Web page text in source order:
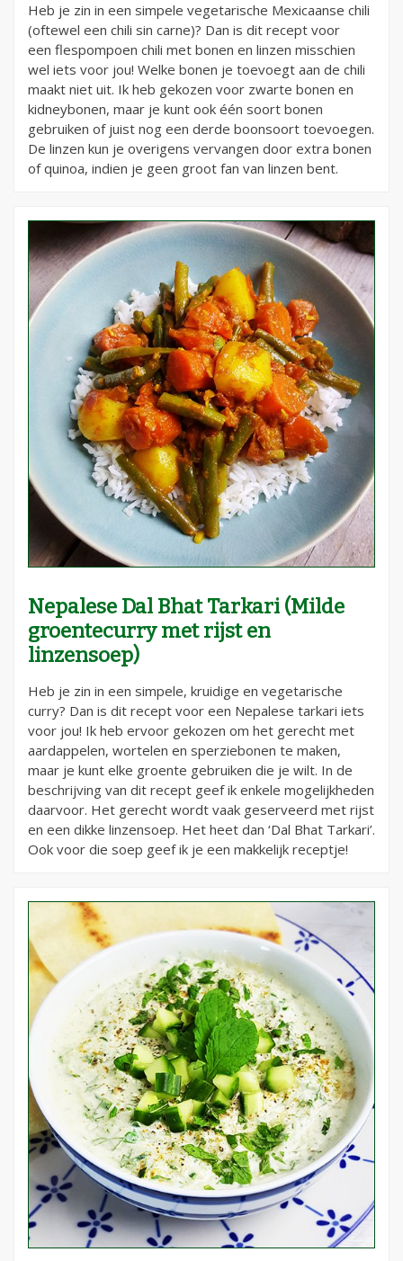
Heb je zin in een simpele vegetarische Mexicaanse chili
(oftewel een chili sin carne)? Dan is dit recept voor
een flespompoen chili met bonen en linzen misschien
wel iets voor jou! Welke bonen je toevoegt aan de chili
maakt niet uit. Ik heb gekozen voor zwarte bonen en
kidneybonen, maar je kunt ook één soort bonen
gebruiken of juist nog een derde boonsoort toevoegen.
De linzen kun je overigens vervangen door extra bonen
of quinoa, indien je geen groot fan van linzen bent.
Nepalese Dal Bhat Tarkari (Milde
groentecurry met rijst en
linzensoep)
Heb je zin in een simpele, kruidige en vegetarische
curry? Dan is dit recept voor een Nepalese tarkari iets
voor jou! Ik heb ervoor gekozen om het gerecht met
aardappelen, wortelen en sperziebonen te maken,
maar je kunt elke groente gebruiken die je wilt. In de
beschrijving van dit recept geef ik enkele mogelijkheden
daarvoor. Het gerecht wordt vaak geserveerd met rijst
en een dikke linzensoep. Het heet dan ‘Dal Bhat Tarkari’.
Ook voor die soep geef ik je een makkelijk receptje!